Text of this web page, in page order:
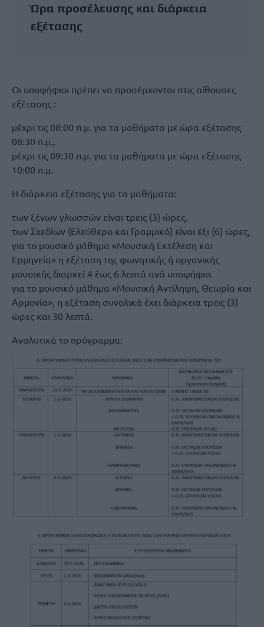
Ώρα προσέλευσης και διάρκεια
εξέτασης
Οι υποψήφιοι πρέπει να προσέρχονται στις αίθουσες
εξέτασης :
μέχρι τις 08:00 π.μ. για τα μαθήματα με ώρα εξέτασης
08:30 π.μ.,
μέχρι τις 09:30 π.μ. για τα μαθήματα με ώρα εξέτασης
10:00 π.μ.
Η διάρκεια εξέτασης για τα μαθήματα:
των ξένων γλωσσών είναι τρεις (3) ώρες,
των Σχεδίων (Ελεύθερο και Γραμμικό) είναι έξι (6) ώρες,
για το μουσικό μάθημα «Μουσική Εκτέλεση και
Ερμηνεία» η εξέταση της φωνητικής ή οργανικής
μουσικής διαρκεί 4 έως 6 λεπτά ανά υποψήφιο.
για το μουσικό μάθημα «Μουσική Αντίληψη, Θεωρία και
Αρμονία», η εξέταση συνολικά έχει διάρκεια τρεις (3)
ώρες και 30 λεπτά.
Αναλυτικά το πρόγραμμα: